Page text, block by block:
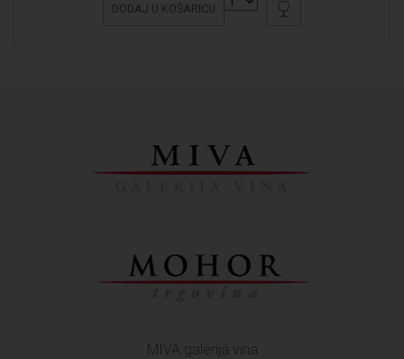
DODAJ U KOŠARICU
MIVA galerija vina